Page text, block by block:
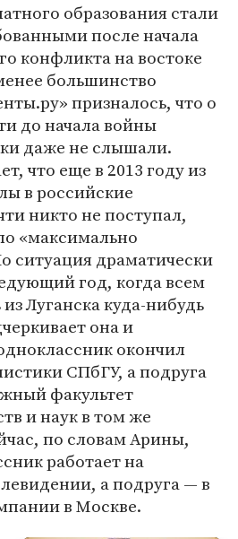
образования стали
после начала
конфликта на востоке
большинство
призналось, что о
до начала войны
даже не слышали.
что еще в 2013 году из
в российские
никто не поступал,
«максимально
ситуация драматически
год, когда всем
из Луганска куда-нибудь
она и
окончил
СПбГУ, а подруга
факультет
и наук в том же
по словам Арины,
работает на
а подруга — в
в Москве.